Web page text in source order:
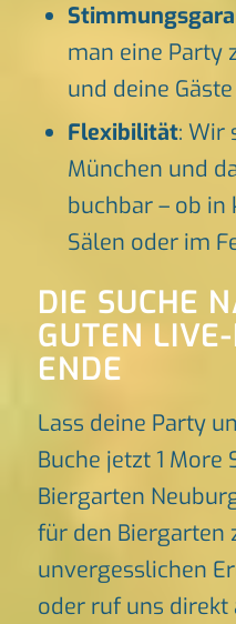
man eine Party
und deine
Flexibilität: Wir
München und
buchbar – ob in
Sälen oder im
DIE SUCHE
GUTEN
ENDE
Lass deine Party
Buche jetzt 1 More
Biergarten
für den Biergarten
unvergesslichen
oder ruf uns direkt